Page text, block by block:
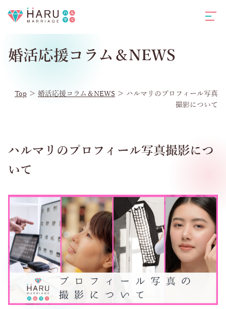
婚活応援コラム＆NEWS
Top ＞ 婚活応援コラム＆NEWS ＞ ハルマリのプロフィール写真
撮影について
ハルマリのプロフィール写真撮影につ
いて